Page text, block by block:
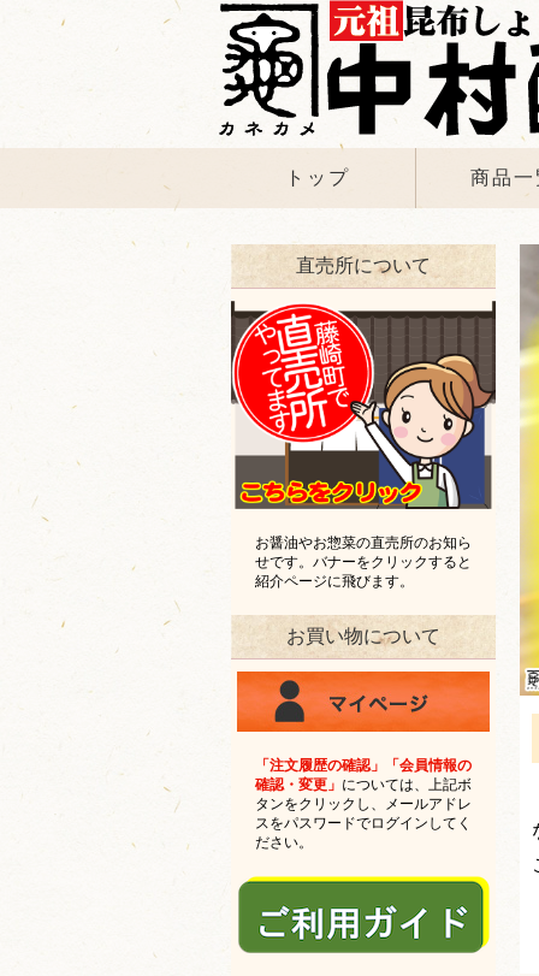
トップ 商品
直売所について
お醤油やお惣菜の直売所のお知ら
せです。バナーをクリックすると
紹介ページに飛びます。
お買い物について
「注文履歴の確認」「会員情報の
確認・変更」 については、上記ボ
タンをクリックし、メールアドレ
スをパスワードでログインしてく
ださい。